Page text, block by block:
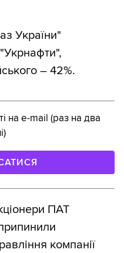
України"
– 42%.
на e-mail (раз на два
ПАТ
компанії